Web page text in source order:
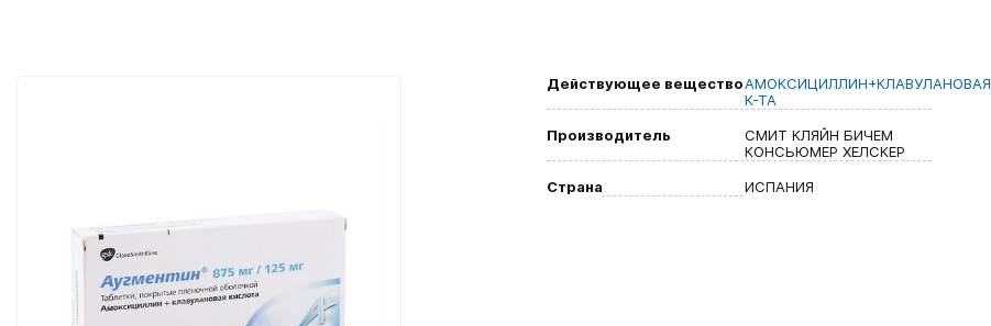
Действующее веществоАМОКСИЦИЛЛИН+КЛАВУЛАНОВАЯ
К-ТА
Производитель
СМИТ КЛЯЙН БИЧЕМ
КОНСЬЮМЕР ХЕЛСКЕР
Страна
ИСПАНИЯ